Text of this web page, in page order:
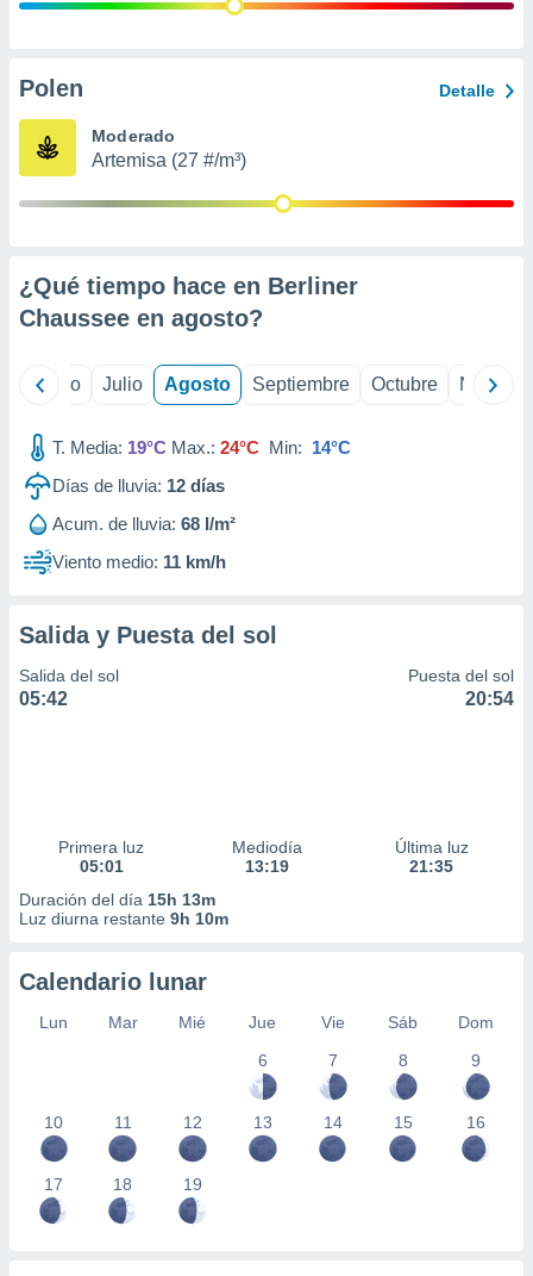
e
publicidad
Polen Detalle
Moderado
Artemisa (27 #/m³)
¿Qué tiempo hace en Berliner
Chaussee en agosto?
Junio Julio Agosto Septiembre Octubre
T. Media: 19°C Max.: 24°C Min: 14°C
Días de lluvia: 12 días
Acum. de lluvia: 68 l/m²
Viento medio: 11 km/h
Salida y Puesta del sol
Salida del sol
05:42
Puesta del sol
20:54
Primera luz
05:01
Mediodía
13:19
Última luz
21:35
Duración del día 15h 13m
Luz diurna restante 9h 10m
Calendario lunar
Lun Mar Mié Jue Vie Sáb
Dom
6
7 8 9
10 11 12 13 14 15 16
17 18 19